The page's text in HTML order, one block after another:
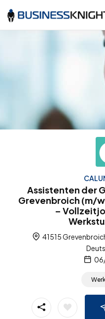
Assistenten der
Grevenbroich (m/
–
41515